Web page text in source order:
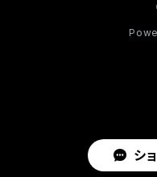
シ